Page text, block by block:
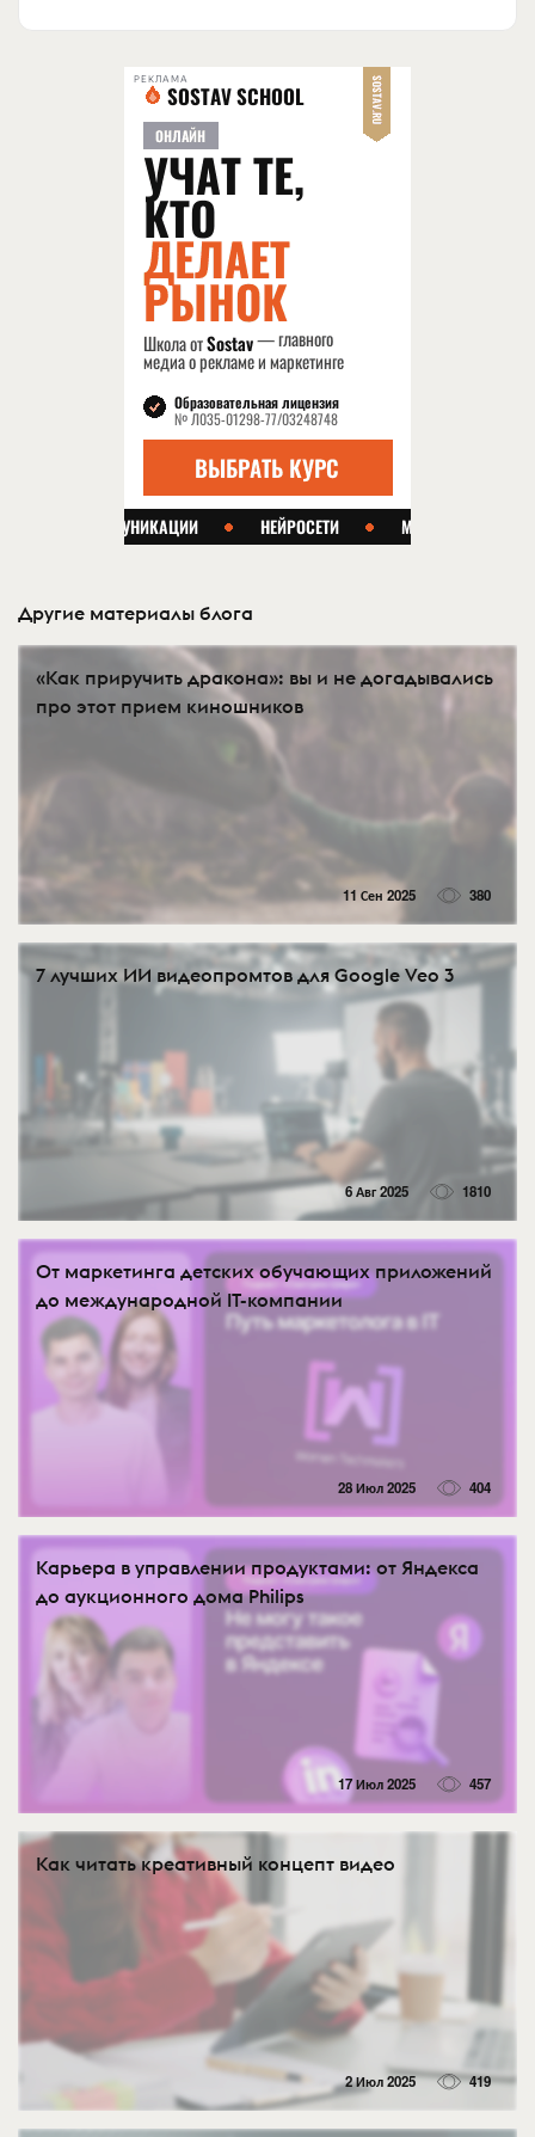
РЕКЛАМА
Другие материалы блога
«Как приручить дракона»: вы и не догадывались
про этот прием киношников
11 Сен 2025 380
7 лучших ИИ видеопромтов для Google Veo 3
6 Авг 2025 1810
От маркетинга детских обучающих приложений
до международной IT-компании
28 Июл 2025 404
Карьера в управлении продуктами: от Яндекса
до аукционного дома Philips
17 Июл 2025 457
Как читать креативный концепт видео
2 Июл 2025 419